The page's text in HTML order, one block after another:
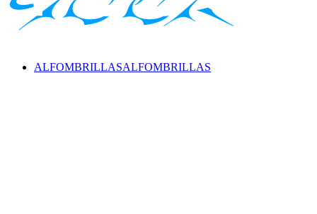
ALFOMBRILLASALFOMBRILLAS